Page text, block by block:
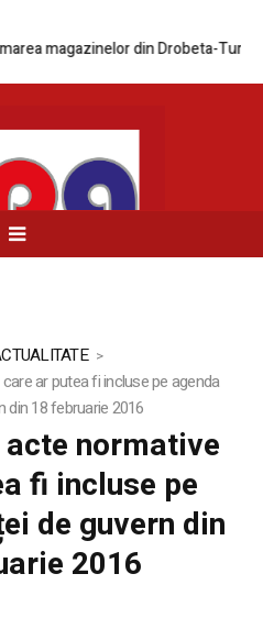
magazinelor din Drobeta-Turnu
ar putea fi incluse pe agenda
din 18 februarie 2016
normative
fi incluse pe
de guvern din
2016